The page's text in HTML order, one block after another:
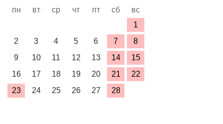
пн вт ср чт пт сб
вс
1
2
3 4 5 6 7
8
9
10 11 12 13 14
15
16
17 18 19 20 21
22
23
24 25 26 27 28